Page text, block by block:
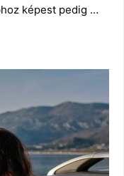
képest pedig …